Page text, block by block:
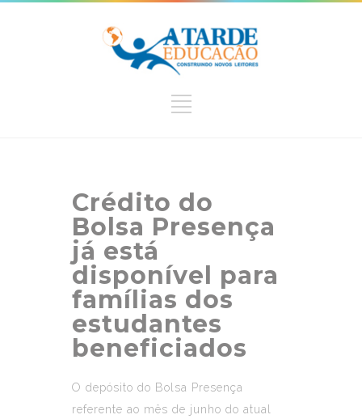
Crédito do
Bolsa Presença
já está
disponível para
famílias dos
estudantes
beneficiados
O depósito do Bolsa Presença
referente ao mês de junho do atual